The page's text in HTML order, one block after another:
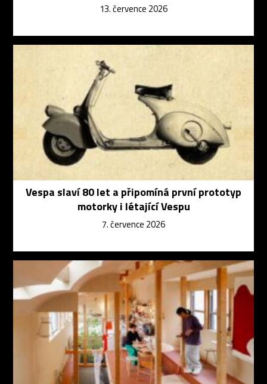
13. července 2026
Vespa slaví 80 let a připomíná první prototyp
motorky i létající Vespu
7. července 2026